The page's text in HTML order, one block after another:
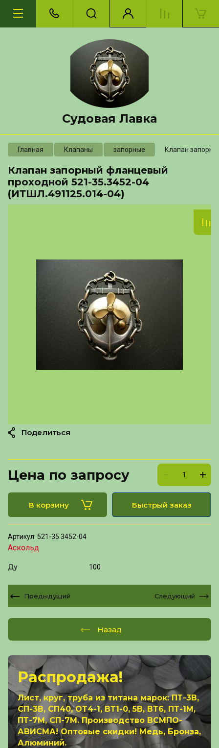
Судовая Лавка
Распродажа!
Лист, круг, труба из титана марок: ПТ-3В,
СП-3В, СП40, ОТ4-1, ВТ1-0, 5В, ВТ6, ПТ-1М,
ПТ-7М, СП-7М. Производство ВСМПО-
АВИСМА! Оптовые скидки! Медь, Бронза,
Алюминий.
Главная Клапаны запорные Клапан
Клапан запорный фланцевый
проходной 521-35.3452-04
(ИТШЛ.491125.014-04)
Цена по запросу
В корзину Быстрый заказ
Артикул: 521-35.3452-04
Аскольд
Ду 100
Поделиться
Предыдущий Следующий
Назад